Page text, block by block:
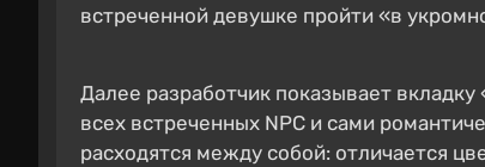
встреченной девушке пройти «в
Далее разработчик показывает
всех встреченных NPC и сами
расходятся между собой: отличается